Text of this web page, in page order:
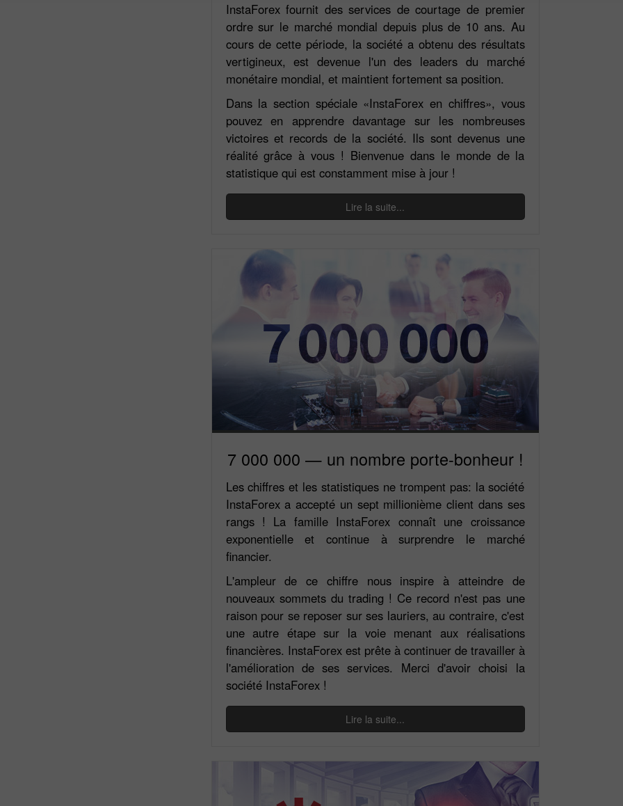
InstaForex fournit des services de courtage de premier
ordre sur le marché mondial depuis plus de 10 ans. Au
cours de cette période, la société a obtenu des résultats
vertigineux, est devenue l'un des leaders du marché
monétaire mondial, et maintient fortement sa position.
Dans la section spéciale «InstaForex en chiffres», vous
pouvez en apprendre davantage sur les nombreuses
victoires et records de la société. Ils sont devenus une
réalité grâce à vous ! Bienvenue dans le monde de la
statistique qui est constamment mise à jour !
Lire la suite...
7 000 000 — un nombre porte-bonheur !
Les chiffres et les statistiques ne trompent pas: la société
InstaForex a accepté un sept millionième client dans ses
rangs ! La famille InstaForex connaît une croissance
exponentielle et continue à surprendre le marché
financier.
L'ampleur de ce chiffre nous inspire à atteindre de
nouveaux sommets du trading ! Ce record n'est pas une
raison pour se reposer sur ses lauriers, au contraire, c'est
une autre étape sur la voie menant aux réalisations
financières. InstaForex est prête à continuer de travailler à
l'amélioration de ses services. Merci d'avoir choisi la
société InstaForex !
Lire la suite...
Ouvrir un
Compte Démo
Compte Réel